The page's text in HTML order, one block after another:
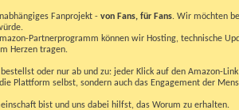
Fanprojekt - von Fans, für Fans. Wir möchten
Partnerprogramm können wir Hosting, technische
Herzen tragen.
oder nur ab und zu: jeder Klick auf den Amazon-
Plattform selbst, sondern auch das Engagement der
bist und uns dabei hilfst, das Worum zu erhalten.